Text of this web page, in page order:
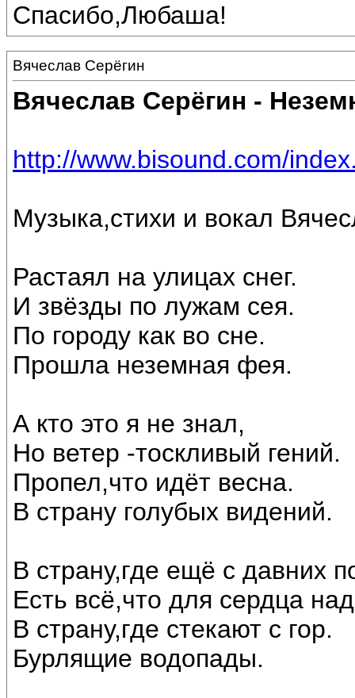
Спасибо,Любаша!
Вячеслав Серёгин
Вячеслав Серёгин -
http://www.bisound.com/
Музыка,стихи и вокал
Растаял на улицах снег.
И звёзды по лужам сея.
По городу как во сне.
Прошла неземная фея.
А кто это я не знал,
Но ветер -тоскливый гений.
Пропел,что идёт весна.
В страну голубых видений.
В страну,где ещё с давних
Есть всё,что для сердца
В страну,где стекают с гор.
Бурлящие водопады.